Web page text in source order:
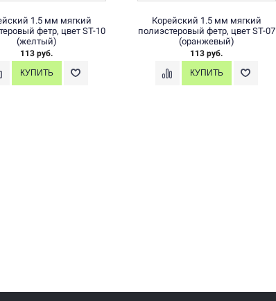
1.5 мм мягкий
фетр, цвет ST-10
(желтый)
113 руб.
Корейский 1.5 мм мягкий
полиэстеровый фетр, цвет ST-07
(оранжевый)
113 руб.